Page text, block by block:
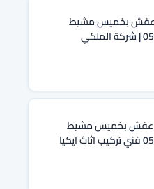
عفش بخميس مشيط
عفش بخميس مشيط